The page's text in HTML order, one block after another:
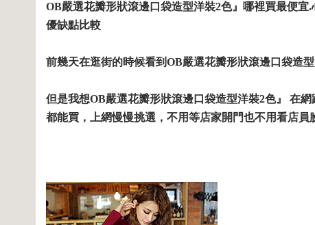
OB嚴選花瓣形狀滾邊口袋造型洋裝2色』哪裡買最便
優缺點比較
前幾天在逛街的時候看到OB嚴選花瓣形狀滾邊口袋造
但是我想OB嚴選花瓣形狀滾邊口袋造型洋裝2色』 在
都能買，上網慢慢挑選，不用等店家開門也不用看店員